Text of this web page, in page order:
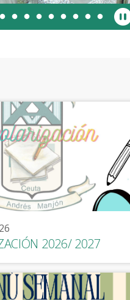
2026/ 2027